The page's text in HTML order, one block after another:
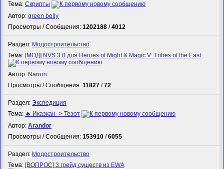
Тема:Скрипты
Автор:green belly
Просмотры / Сообщения:1202188 /4012
Раздел: Модостроительство
Тема: [МОД] NVS 3.0 для Heroes of Might & Magic V: Tribes of the East
Автор: Narron
Просмотры / Сообщения:11827 /72
Раздел:Экспедиция
Тема: 🔥 Иказкан -> Тезот
Автор:Arandor
Просмотры / Сообщения:153910 /6055
Раздел: Модостроительство
Тема: [ВОПРОС] 3 грейд существ из EWA